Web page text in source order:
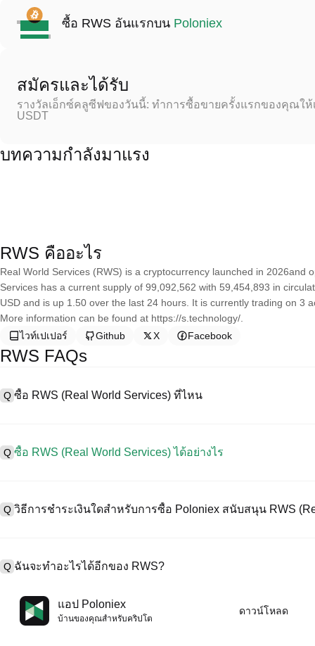
ซื้อ RWS อันแรกบน Poloniex
สมัครและได้รับ
รางวัลเอ็กซ์คลูซีฟของวันนี้: ทำการซื้อขายครั้งแรกของคุณใ
USDT
บทความกำลังมาแรง
RWS คืออะไร
Real World Services (RWS) is a cryptocurrency launched in 2026and
Services has a current supply of 99,092,562 with 59,454,893 in
USD and is up 1.50 over the last 24 hours. It is currently trading on 3
More information can be found at https://s.technology/.
ไวท์เปเปอร์
Github X Facebook
RWS FAQs
Q ซื้อ RWS (Real World Services) ที่ไหน
อร์เฟซที่ใช้งานง่าย สภาพคล่องสูง และเครื่องมือการซื้อขายที่หลากห
การซื้อขายคริปโทเคอร์เรนซีที่หลากหลาย รวมทั้ง RWS, และให้ค่าธ
1. สร้างบัญชีและตรวจสอบ KYC ให้สมบูรณ์
2. ทุนในบัญชีของคุณด้วยเคอร์เรนซีเฟียตและคริปโทเคอร์เรนซี
Q ซื้อ RWS (Real World Services) ได้อย่างไร
Services）น์และทรัพย์สินดิจิทัลคุณภาพสูงมากมาย
Q วิธีการชำระเงินใดสำหรับการซื้อ Poloniex สนับสนุน RWS
1) บัตรเครดิต/เดบิต (เช่น Visa และ Mastercard) เพื่อซื้อเหรียญเสถียร
4) การซื้อขายแบบ OTC สำหรับการซื้อขายแต่ละบล็อกที่มากกว่า
Q ฉันจะทำอะไรได้อีกของ RWS?
คุณสามารถซื้อขายล่วงหน้ากับ USDT หรือ USDC
เพิ่มมูลค่าคริปโตของคุณด้วยผลตอบแทนแบบพาสซีฟ
แอป Poloniex
บ้านของคุณสําหรับคริปโต
ดาวน์โหลด